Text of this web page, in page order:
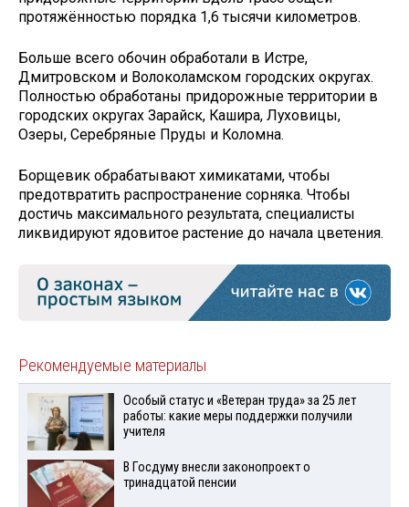
протяжённостью порядка 1,6 тысячи километров.
Больше всего обочин обработали в Истре,
Дмитровском и Волоколамском городских округах.
Полностью обработаны придорожные территории в
городских округах Зарайск, Кашира, Луховицы,
Озеры, Серебряные Пруды и Коломна.
Борщевик обрабатывают химикатами, чтобы
предотвратить распространение сорняка. Чтобы
достичь максимального результата, специалисты
ликвидируют ядовитое растение до начала цветения.
Рекомендуемые материалы
Особый статус и «Ветеран труда» за 25 лет
работы: какие меры поддержки получили
учителя
В Госдуму внесли законопроект о
тринадцатой пенсии